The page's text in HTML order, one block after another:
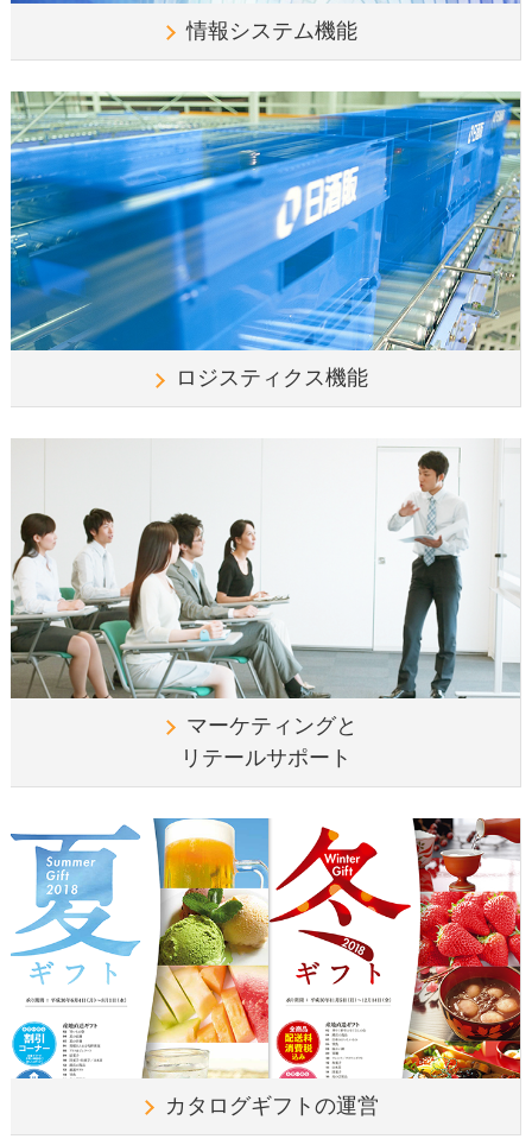
情報システム機能
ロジスティクス機能
マーケティングと
リテールサポート
カタログギフトの運営